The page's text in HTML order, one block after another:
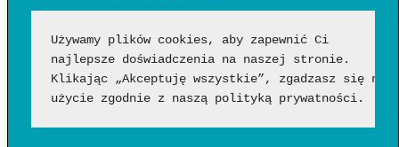
Używamy plików cookies, aby zapewnić Ci
najlepsze doświadczenia na naszej stronie.
Klikając „Akceptuję wszystkie”, zgadzasz się
użycie zgodnie z naszą polityką prywatności.
[2026]
Jak sprawdzić, czy wideo wygenerowała AI?
Google Flow Music – co to takiego, jak działa i czy warto?
Funkcje, możliwości i pierwsze wrażenia
Jakich zawodów nie zastąpi AI? Profesje, w których człowiek